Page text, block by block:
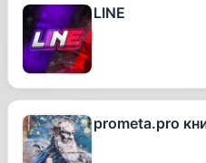
LINE
prometa.pro